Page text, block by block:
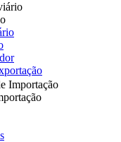
Importação